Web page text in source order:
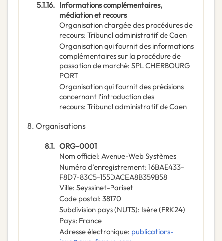
5.1.16. Informations complémentaires,
médiation et recours
Organisation chargée des procédures de
recours: Tribunal administratif de Caen
Organisation qui fournit des informations
complémentaires sur la procédure de
passation de marché: SPL CHERBOURG
PORT
Organisation qui fournit des précisions
concernant l’introduction des
recours: Tribunal administratif de Caen
8. Organisations
8.1. ORG-0001
Nom officiel: Avenue-Web Systèmes
Numéro d’enregistrement: 16BAE433-
F8D7-83C5-155DACEA8B359B58
Ville: Seyssinet-Pariset
Code postal: 38170
Subdivision pays (NUTS): Isère(FRK24)
Pays: France
Adresse électronique: publications-